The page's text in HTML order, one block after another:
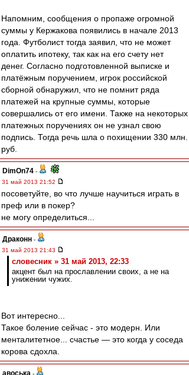
Напомним, сообщения о пропаже огромной
суммы у Кержакова появились в начале 2013
года. Футболист тогда заявил, что не может
оплатить ипотеку, так как на его счету нет
денег. Согласно подготовленной выписке и
платёжным поручением, игрок российской
сборной обнаружил, что не помнит ряда
платежей на крупные суммы, которые
совершались от его имени. Также на некоторых
платежных поручениях он не узнал свою
подпись. Тогда речь шла о похищении 330 млн.
руб.
DimOn74 -
31 май 2013 21:52
посоветуйте, во что лучше научиться играть в
преф или в покер?
не могу определиться...
Драконн -
31 май 2013 21:43
словесник » 31 май 2013, 22:33
акцент был на прославлении своих, а не на
унижении чужих.
Вот интересно...
Такое боление сейчас - это модерн. Или
менталитетное... счастье ― это когда у соседа
корова сдохла.
авоська -